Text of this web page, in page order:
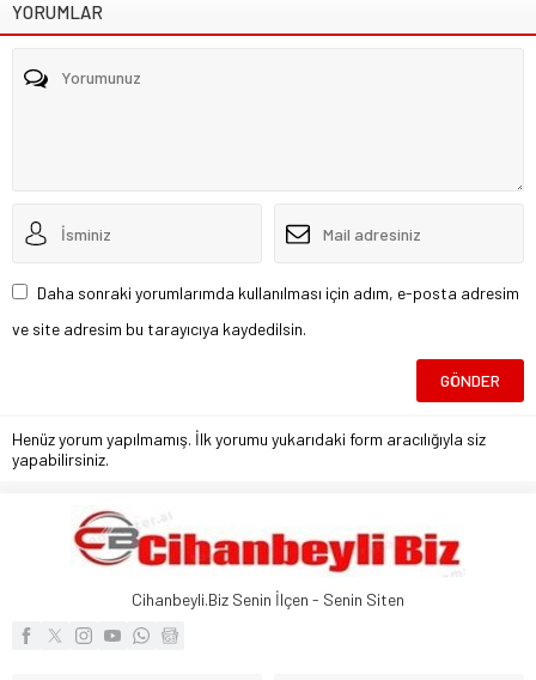
YORUMLAR
Daha sonraki yorumlarımda kullanılması için adım, e-posta adresim
ve site adresim bu tarayıcıya kaydedilsin.
Henüz yorum yapılmamış. İlk yorumu yukarıdaki form aracılığıyla siz
yapabilirsiniz.
Cihanbeyli.Biz Senin İlçen - Senin Siten